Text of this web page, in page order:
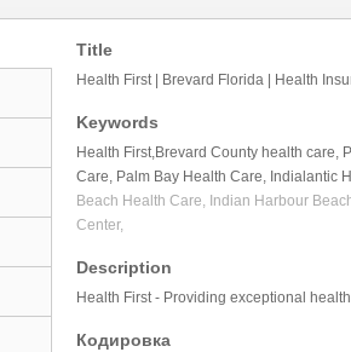
Title
Health First | Brevard Florida | Health
Keywords
Health First,Brevard County health care,
Care, Palm Bay Health Care, Indialantic
Beach Health Care, Indian Harbour
Center,
Description
Health First - Providing exceptional
Кодировка